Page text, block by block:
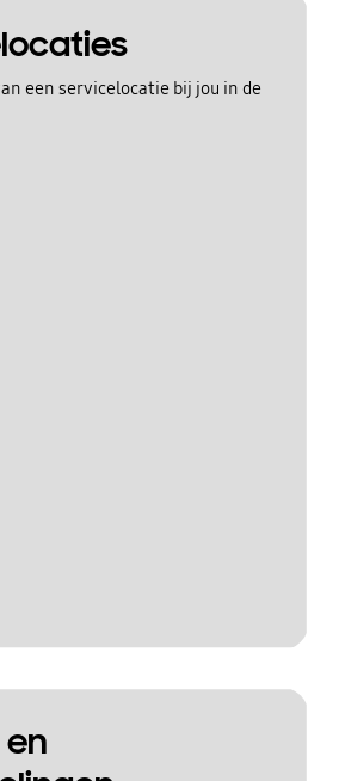
een servicelocatie bij jou in de